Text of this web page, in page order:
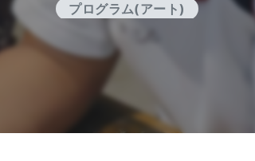
プログラム(アート)